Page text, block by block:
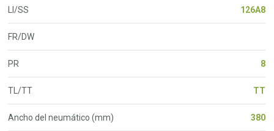
LI/SS 126A8
FR/DW
PR 8
TL/TT TT
Ancho del neumático (mm) 380